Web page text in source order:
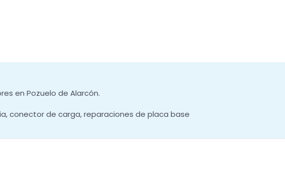
en Pozuelo de Alarcón.
conector de carga, reparaciones de placa base